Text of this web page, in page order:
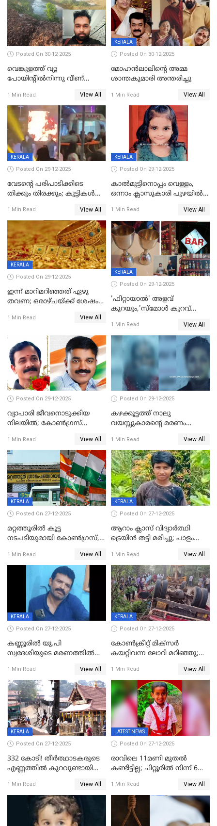
Posted On 30-12-2025
വെങ്കുളത്ത് വ്യൂ
പോയിന്റിൽനിന്നു വീണ്
1 Min Read View All
KERALA
Posted On 30-12-2025
മോഹന്‍ലാലിന്‍റെ അമ്മ
ശാന്തകുമാരി അന്തരിച്ചു
1 Min Read View All
KERALA
Posted On 29-12-2025
വേടന്റെ പരിപാടിക്കിടെ
തിക്കും തിരക്കും; കുട്ടികള്‍
പരിക്ക്; പാളം മറികടന്ന
യുവാവ് ട്രെയിന്‍ തട്ടി മരിച്ചു
1 Min Read View All
KERALA
Posted On 29-12-2025
കാൽമുട്ടിനൊപ്പം വെള്ളം,
ഒന്നാം ക്ലാസുകാരി പുഴയിൽ
കുട്ടികൾക്കൊപ്പം
കളിക്കുന്നതിനിടെ
1 Min Read View All
KERALA
Posted On 29-12-2025
ഇന്ന് മാറിമറിഞ്ഞത് ഏഴു
തവണ; ഒരാഴ്ചയ്ക്ക് ശേഷം
1 Min Read View All
KERALA
Posted On 29-12-2025
'ഫിറ്റായാൽ' അളവ്
കുറയും,'സ്‌മോൾ കുറവ്
പിഴ
1 Min Read View All
Posted On 29-12-2025
വ്യാപാരി ജീവനൊടുക്കിയ
നിലയില്‍; കോണ്‍ഗ്രസ്
മാനസികപീഡനമെന്ന് കുറിപ്പ്
1 Min Read View All
Posted On 29-12-2025
കഴക്കൂട്ടത്ത് നാലു
വയസ്സുകാരന്റെ മരണം
സുഹൃത്തും പൊലീസ്
കസ്റ്റഡിയിൽ
1 Min Read View All
KERALA
Posted On 27-12-2025
മറ്റത്തൂരിൽ കൂട്ട
നടപടിയുമായി കോണ്‍ഗ്രസ്,
എട്ട് പേര്‍ ഉള്‍പ്പെടെ
പത്തുപേരെ പുറത്താക്കി,
ചൊവ്വന്നൂരിലും നടപടി
1 Min Read View All
KERALA
Posted On 27-12-2025
ആറാം ക്ലാസ് വിദ്യാർത്ഥി
ട്രെയിൻ തട്ടി മരിച്ചു; പാളം
അപകടം മലപ്പുറത്ത്
1 Min Read View All
KERALA
Posted On 27-12-2025
കണ്ണൂരിൽ യു.പി
സ്വദേശിയുടെ മരണത്തിൽ
കേസ്; തർക്കമുണ്ടായത്
ഫേഷ്യലിന് 300 രൂപ
ആവശ്യപ്പെട്ടതിനെച്ചൊല്ലി
1 Min Read View All
KERALA
Posted On 27-12-2025
കോണ്‍ക്രീറ്റ് മിക്‌സര്‍
കയറ്റിവന്ന ലോറി മറിഞ്ഞു;
അപകടം കണ്ണൂരിൽ
1 Min Read View All
KERALA
Posted On 27-12-2025
332 കോടി! തീർത്ഥാടകരുടെ
എണ്ണത്തിൽ കുറവുണ്ടായിട്ടും
കുതിച്ചുയരുന്നു
1 Min Read View All
LATEST NEWS
Posted On 27-12-2025
രാവിലെ 11മണി മുതൽ
കണ്ടിട്ടില്ല; ചിറ്റൂരിൽ നിന്ന് 6
1 Min Read View All